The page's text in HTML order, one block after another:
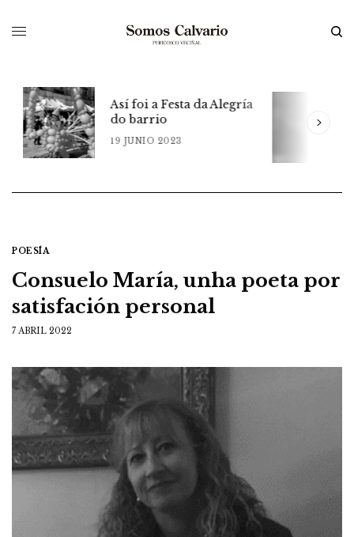
Así foi a Festa da Alegría
do barrio
19 JUNIO 2023
POESÍA
Consuelo María, unha poeta por
satisfación personal
7 ABRIL 2022